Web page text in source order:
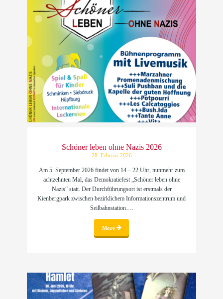
Schöner leben ohne Nazis 2026
28. Februar 2026
Am 5. September 2026 findet von 14 – 22 Uhr, nunmehr zum
achtzehnten Mal, das Demokratiefest „Schöner leben ohne
Nazis“ statt. Der Durchführungsort ist erstmals der
Kienbergpark zwischen bezirklichem Informationszentrum und
Seilbahnstation….
More